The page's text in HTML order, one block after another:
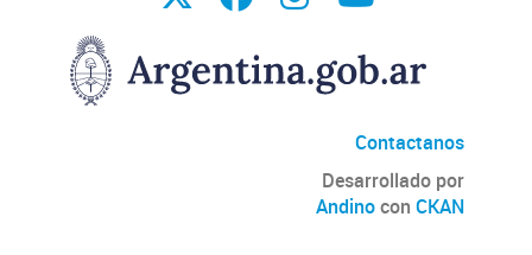
Contactanos
Desarrollado por
Andinocon CKAN